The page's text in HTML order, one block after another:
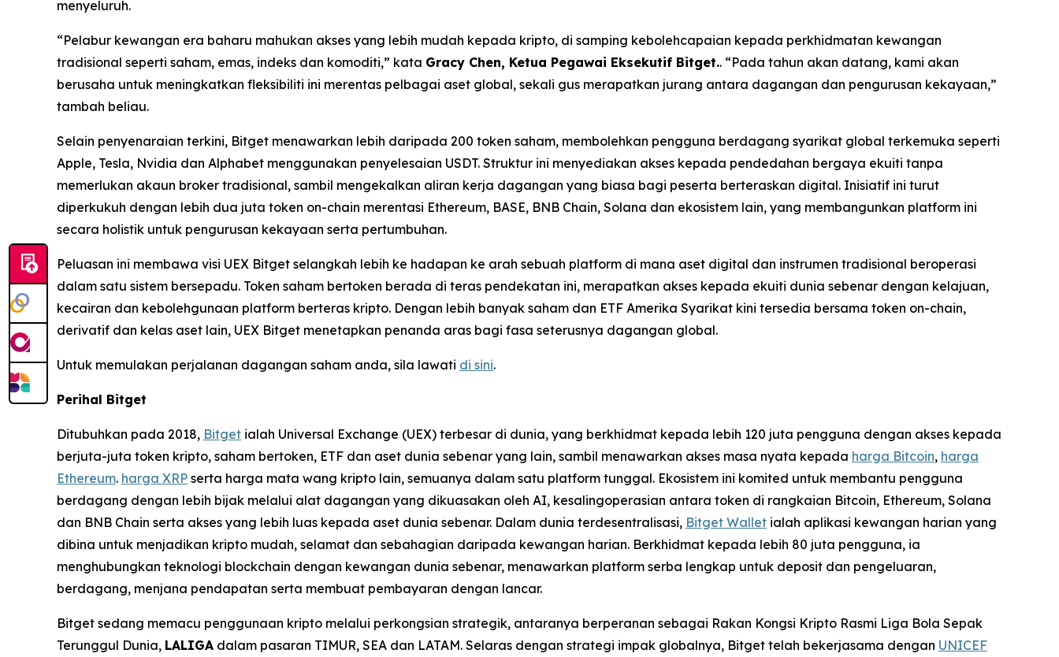
menyeluruh.
“Pelabur kewangan era baharu mahukan akses yang lebih mudah kepada kripto, di samping kebolehcapaian kepada perkhidmatan kewangan
tradisional seperti saham, emas, indeks dan komoditi,” kata Gracy Chen, Ketua Pegawai Eksekutif Bitget.. “Pada tahun akan datang, kami akan
berusaha untuk meningkatkan fleksibiliti ini merentas pelbagai aset global, sekali gus merapatkan jurang antara dagangan dan pengurusan kekayaan,”
tambah beliau.
Selain penyenaraian terkini, Bitget menawarkan lebih daripada 200 token saham, membolehkan pengguna berdagang syarikat global terkemuka seperti
Apple, Tesla, Nvidia dan Alphabet menggunakan penyelesaian USDT. Struktur ini menyediakan akses kepada pendedahan bergaya ekuiti tanpa
memerlukan akaun broker tradisional, sambil mengekalkan aliran kerja dagangan yang biasa bagi peserta berteraskan digital. Inisiatif ini turut
diperkukuh dengan lebih dua juta token on-chain merentasi Ethereum, BASE, BNB Chain, Solana dan ekosistem lain, yang membangunkan platform ini
secara holistik untuk pengurusan kekayaan serta pertumbuhan.
Peluasan ini membawa visi UEX Bitget selangkah lebih ke hadapan ke arah sebuah platform di mana aset digital dan instrumen tradisional beroperasi
dalam satu sistem bersepadu. Token saham bertoken berada di teras pendekatan ini, merapatkan akses kepada ekuiti dunia sebenar dengan kelajuan,
kecairan dan kebolehgunaan platform berteras kripto. Dengan lebih banyak saham dan ETF Amerika Syarikat kini tersedia bersama token on-chain,
derivatif dan kelas aset lain, UEX Bitget menetapkan penanda aras bagi fasa seterusnya dagangan global.
Untuk memulakan perjalanan dagangan saham anda, sila lawati di sini.
Perihal Bitget
Ditubuhkan pada 2018, Bitget ialah Universal Exchange (UEX) terbesar di dunia, yang berkhidmat kepada lebih 120 juta pengguna dengan akses kepada
berjuta-juta token kripto, saham bertoken, ETF dan aset dunia sebenar yang lain, sambil menawarkan akses masa nyata kepada harga Bitcoin, harga
Ethereum. harga XRP serta harga mata wang kripto lain, semuanya dalam satu platform tunggal. Ekosistem ini komited untuk membantu pengguna
berdagang dengan lebih bijak melalui alat dagangan yang dikuasakan oleh AI, kesalingoperasian antara token di rangkaian Bitcoin, Ethereum, Solana
dan BNB Chain serta akses yang lebih luas kepada aset dunia sebenar. Dalam dunia terdesentralisasi, Bitget Wallet ialah aplikasi kewangan harian yang
dibina untuk menjadikan kripto mudah, selamat dan sebahagian daripada kewangan harian. Berkhidmat kepada lebih 80 juta pengguna, ia
menghubungkan teknologi blockchain dengan kewangan dunia sebenar, menawarkan platform serba lengkap untuk deposit dan pengeluaran,
berdagang, menjana pendapatan serta membuat pembayaran dengan lancar.
Bitget sedang memacu penggunaan kripto melalui perkongsian strategik, antaranya berperanan sebagai Rakan Kongsi Kripto Rasmi Liga Bola Sepak
Terunggul Dunia, LALIGA dalam pasaran TIMUR, SEA dan LATAM. Selaras dengan strategi impak globalnya, Bitget telah bekerjasama dengan UNICEF